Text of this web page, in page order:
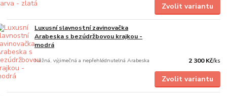
Zvolit variantu
Luxusní slavnostní zavinovačka
Arabeska s bezúdržbovou krajkou -
modrá
Něžná, výjimečná a nepřehlédnutelná Arabeska 2 300 Kč/ks
Zvolit variantu